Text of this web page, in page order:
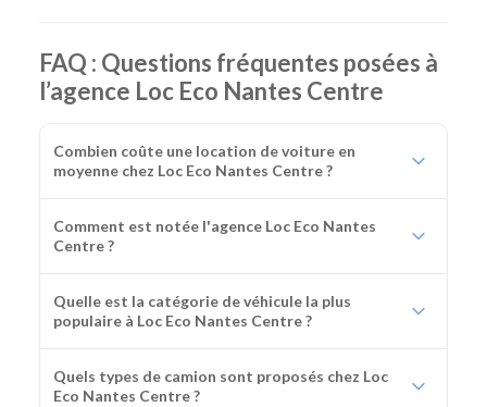
FAQ : Questions fréquentes posées à
l’agence Loc Eco Nantes Centre
Combien coûte une location de voiture en
moyenne chez Loc Eco Nantes Centre ?
Comment est notée l'agence Loc Eco Nantes
Centre ?
Quelle est la catégorie de véhicule la plus
populaire à Loc Eco Nantes Centre ?
Quels types de camion sont proposés chez Loc
Eco Nantes Centre ?